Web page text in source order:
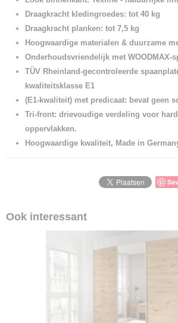
Draagkracht kledingroedes: tot 40 kg
Draagkracht planken: tot 7,5 kg
Hoogwaardige materialen & duurzame
Onderhoudsvriendelijk met WOODMAX-
TÜV Rheinland-gecontroleerde
kwaliteitsklasse E1
(E1-kwaliteit) met predicaat: bevat geen
Tri-front: drievoudige verdeling voor
oppervlakken.
Hoogwaardige kwaliteit, Made in
Ook interessant